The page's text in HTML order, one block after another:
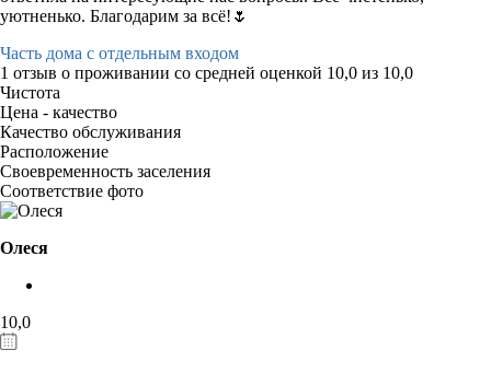
уютненько. Благодарим за всё!🌷
Часть дома с отдельным входом
1 отзыв о проживании со средней оценкой 10,0 из 10,0
Чистота
Цена - качество
Качество обслуживания
Расположение
Своевременность заселения
Соответствие фото
Олеся
10,0